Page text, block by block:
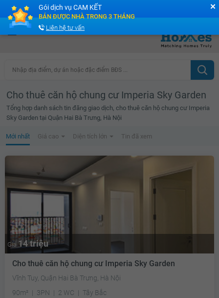
Cộng đồng Môi giới bPRO
Nhập địa điểm, dự án hoặc đặc điểm BĐS ...
Cho thuê căn hộ chung cư Imperia Sky Garden
Tổng hợp danh sách tin đăng giao dịch, cho thuê căn hộ chung cư Imperia
Sky Garden tại Quận Hai Bà Trưng, Hà Nội
Mới nhất Giá cao Diện tích lớn Tin đã xem
Giá 14 triệu
Cho thuê căn hộ chung cư Imperia Sky Garden
Vĩnh Tuy, Quận Hai Bà Trưng, Hà Nội
90m²
3PN 2 WC Tây Bắc
✕
Gói dịch vụ CAM KẾT
BÁN ĐƯỢC NHÀ TRONG 3 THÁNG
Liên hệ tư vấn